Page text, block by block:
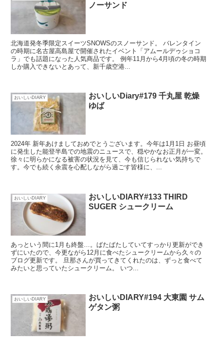
ノーサンド
北海道発冬季限定スイーツSNOWSのスノーサンド。 バレンタイン
の時期に名古屋高島屋で開催されたイベント「アムールデゥショコ
ラ」でも話題になった人気商品です。 例年11月から4月頃の冬の時期
しか購入できないとあって、新千歳空港...
おいしいDIARY
おいしいDiary#179 千丸屋 乾燥
ゆば
2024年 新年あけましておめでとうございます。今年は1月1日 お昼頃
に発生した能登半島での地震のニュースで、穏やかなお正月が一変。
徐々に明らかになる被害の状況を見て、今も信じられない気持ちで
す。今でも続く余震を心配しながら過ごす皆様に、...
おいしいDIARY
おいしいDIARY#133 THIRD
SUGER シュークリーム
あっという間に1月も終盤…。ばたばたしていてすっかり更新ができ
ずにいたので、今更ながら12月に食べたシュークリームから久々の
ブログ更新です。 旦那さんが買ってきてくれたのは、ずっと食べて
みたいと思っていたシュークリーム。 いつ...
おいしいDIARY
おいしいDIARY#194 大東園 サム
ゲタン粥